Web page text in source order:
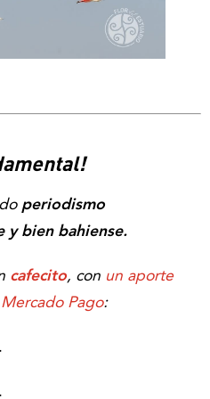
periodismo
y bien bahiense.
cafecito, con un aporte
Pago:
.
.